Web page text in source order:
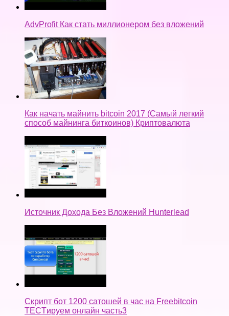
AdvProfit Как стать миллионером без вложений
Как начать майнить bitcoin 2017 (Самый легкий
способ майнинга биткоинов) Криптовалюта
Источник Дохода Без Вложений Hunterlead
Скрипт бот 1200 сатошей в час на Freebitcoin
TECTируем онлайн часть3